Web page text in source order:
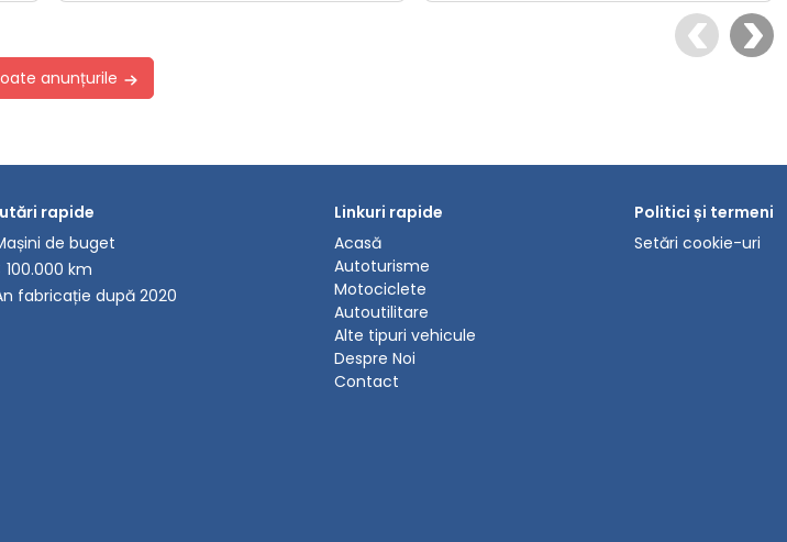
anunțurile
rapide
de buget
100.000 km
fabricație după 2020
Linkuri rapide
Acasă
Autoturisme
Motociclete
Autoutilitare
Alte tipuri vehicule
Despre Noi
Contact
Politici și termeni
Setări cookie-uri